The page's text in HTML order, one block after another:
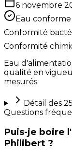
6 novembre
Eau conforme
Conformité
Conformité
Eau
qualité en
mesurés.
Détail des 25
Questions
Puis-je boire
Philibert ?